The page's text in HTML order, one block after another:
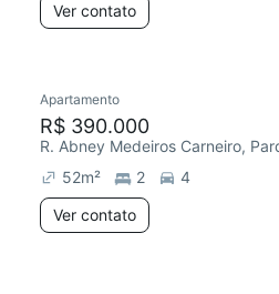
Ver contato
Apartamento
R$ 390.000
R. Abney Medeiros Carneiro,
52m² 2
4
Ver contato